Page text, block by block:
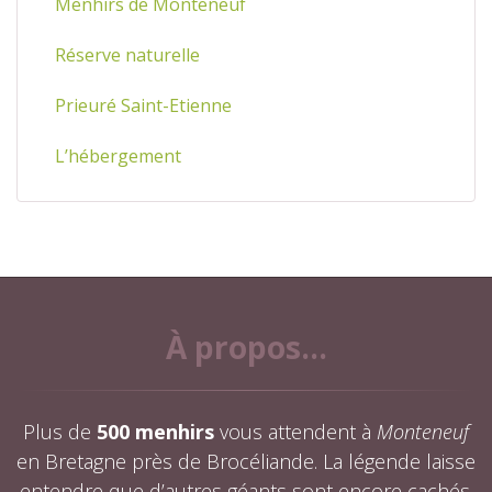
Réserve naturelle
Prieuré Saint-Etienne
L’hébergement
À propos...
Plus de 500 menhirs vous attendent à Monteneuf
en Bretagne près de Brocéliande. La légende laisse